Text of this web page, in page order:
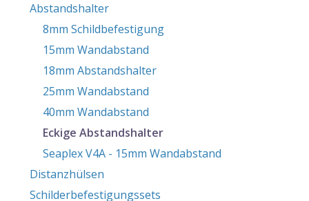
Abstandshalter
8mm Schildbefestigung
15mm Wandabstand
18mm Abstandshalter
25mm Wandabstand
40mm Wandabstand
Eckige Abstandshalter
Seaplex V4A - 15mm Wandabstand
Distanzhülsen
Schilderbefestigungssets